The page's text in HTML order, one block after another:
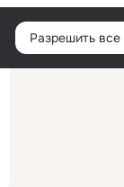
Войти
Разрешить все